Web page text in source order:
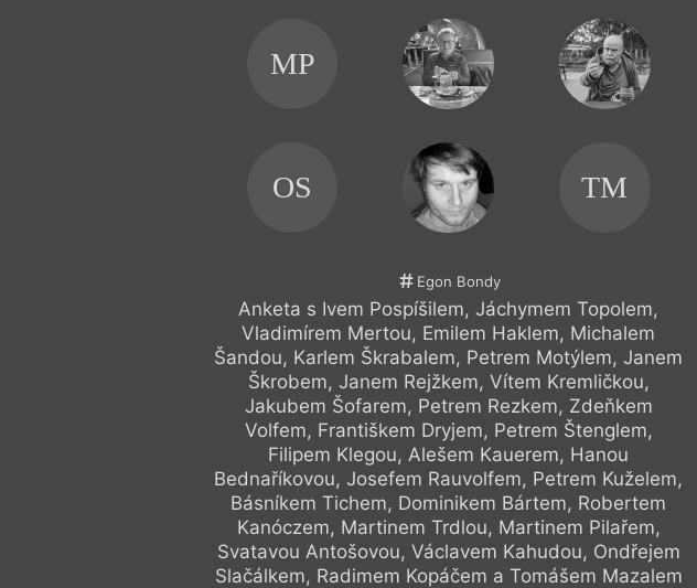
MP
OS TM
Egon Bondy
Anketa s Ivem Pospíšilem, Jáchymem Topolem,
Vladimírem Mertou, Emilem Haklem, Michalem
Šandou, Karlem Škrabalem, Petrem Motýlem, Janem
Škrobem, Janem Rejžkem, Vítem Kremličkou,
Jakubem Šofarem, Petrem Rezkem, Zdeňkem
Volfem, Františkem Dryjem, Petrem Štenglem,
Filipem Klegou, Alešem Kauerem, Hanou
Bednaříkovou, Josefem Rauvolfem, Petrem Kuželem,
Básníkem Tichem, Dominikem Bártem, Robertem
Kanóczem, Martinem Trdlou, Martinem Pilařem,
Svatavou Antošovou, Václavem Kahudou, Ondřejem
Slačálkem, Radimem Kopáčem a Tomášem Mazalem